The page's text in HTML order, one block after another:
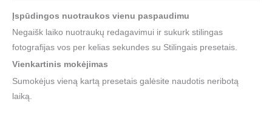
Įspūdingos nuotraukos vienu paspaudimu
Negaišk laiko nuotraukų redagavimui ir sukurk stilingas
fotografijas vos per kelias sekundes su Stilingais presetais.
Vienkartinis mokėjimas
Sumokėjus vieną kartą presetais galėsite naudotis neribotą
laiką.